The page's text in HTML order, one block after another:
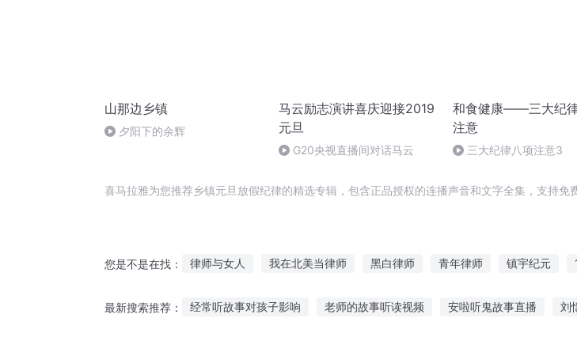
山那边乡镇
夕阳下的余辉
马云励志演讲喜庆迎接2019
元旦
G20央视直播间对话马云
和食健康——三大纪
注意
三大纪律八项注意3
喜马拉雅为您推荐乡镇元旦放假纪律的精选专辑，包含正品授权的连播声音和文字全集，支持免
您是不是在找： 律师与女人 我在北美当律师 黑白律师 青年律师 镇宇纪元
最新搜索推荐： 经常听故事对孩子影响 老师的故事听读视频 安啦听鬼故事直播 刘